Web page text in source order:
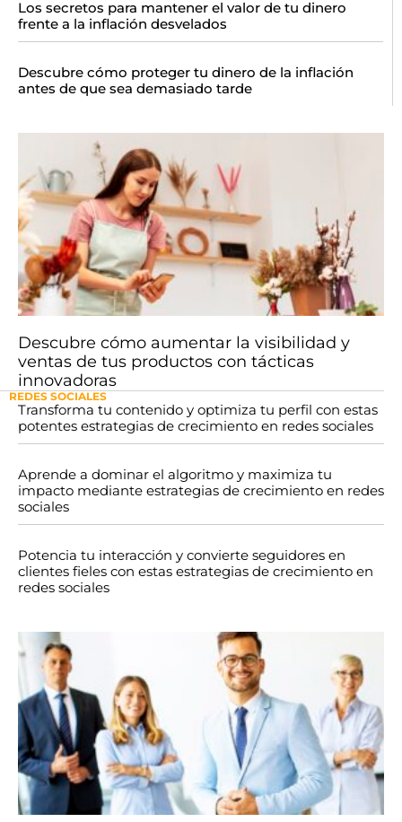
Los secretos para mantener el valor de tu dinero
frente a la inflación desvelados
Descubre cómo proteger tu dinero de la inflación
antes de que sea demasiado tarde
Descubre cómo aumentar la visibilidad y
ventas de tus productos con tácticas
innovadoras
REDES SOCIALES
Transforma tu contenido y optimiza tu perfil con estas
potentes estrategias de crecimiento en redes sociales
Aprende a dominar el algoritmo y maximiza tu
impacto mediante estrategias de crecimiento en redes
sociales
Potencia tu interacción y convierte seguidores en
clientes fieles con estas estrategias de crecimiento en
redes sociales